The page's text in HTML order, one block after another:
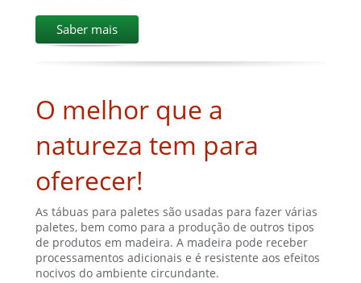
Saber mais
O melhor que a
natureza tem para
oferecer!
As tábuas para paletes são usadas para fazer várias
paletes, bem como para a produção de outros tipos
de produtos em madeira. A madeira pode receber
processamentos adicionais e é resistente aos efeitos
nocivos do ambiente circundante.